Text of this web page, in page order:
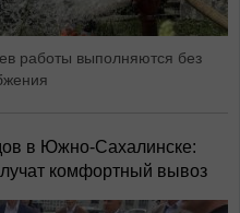
работы выполняются без
в Южно-Сахалинске:
комфортный вывоз